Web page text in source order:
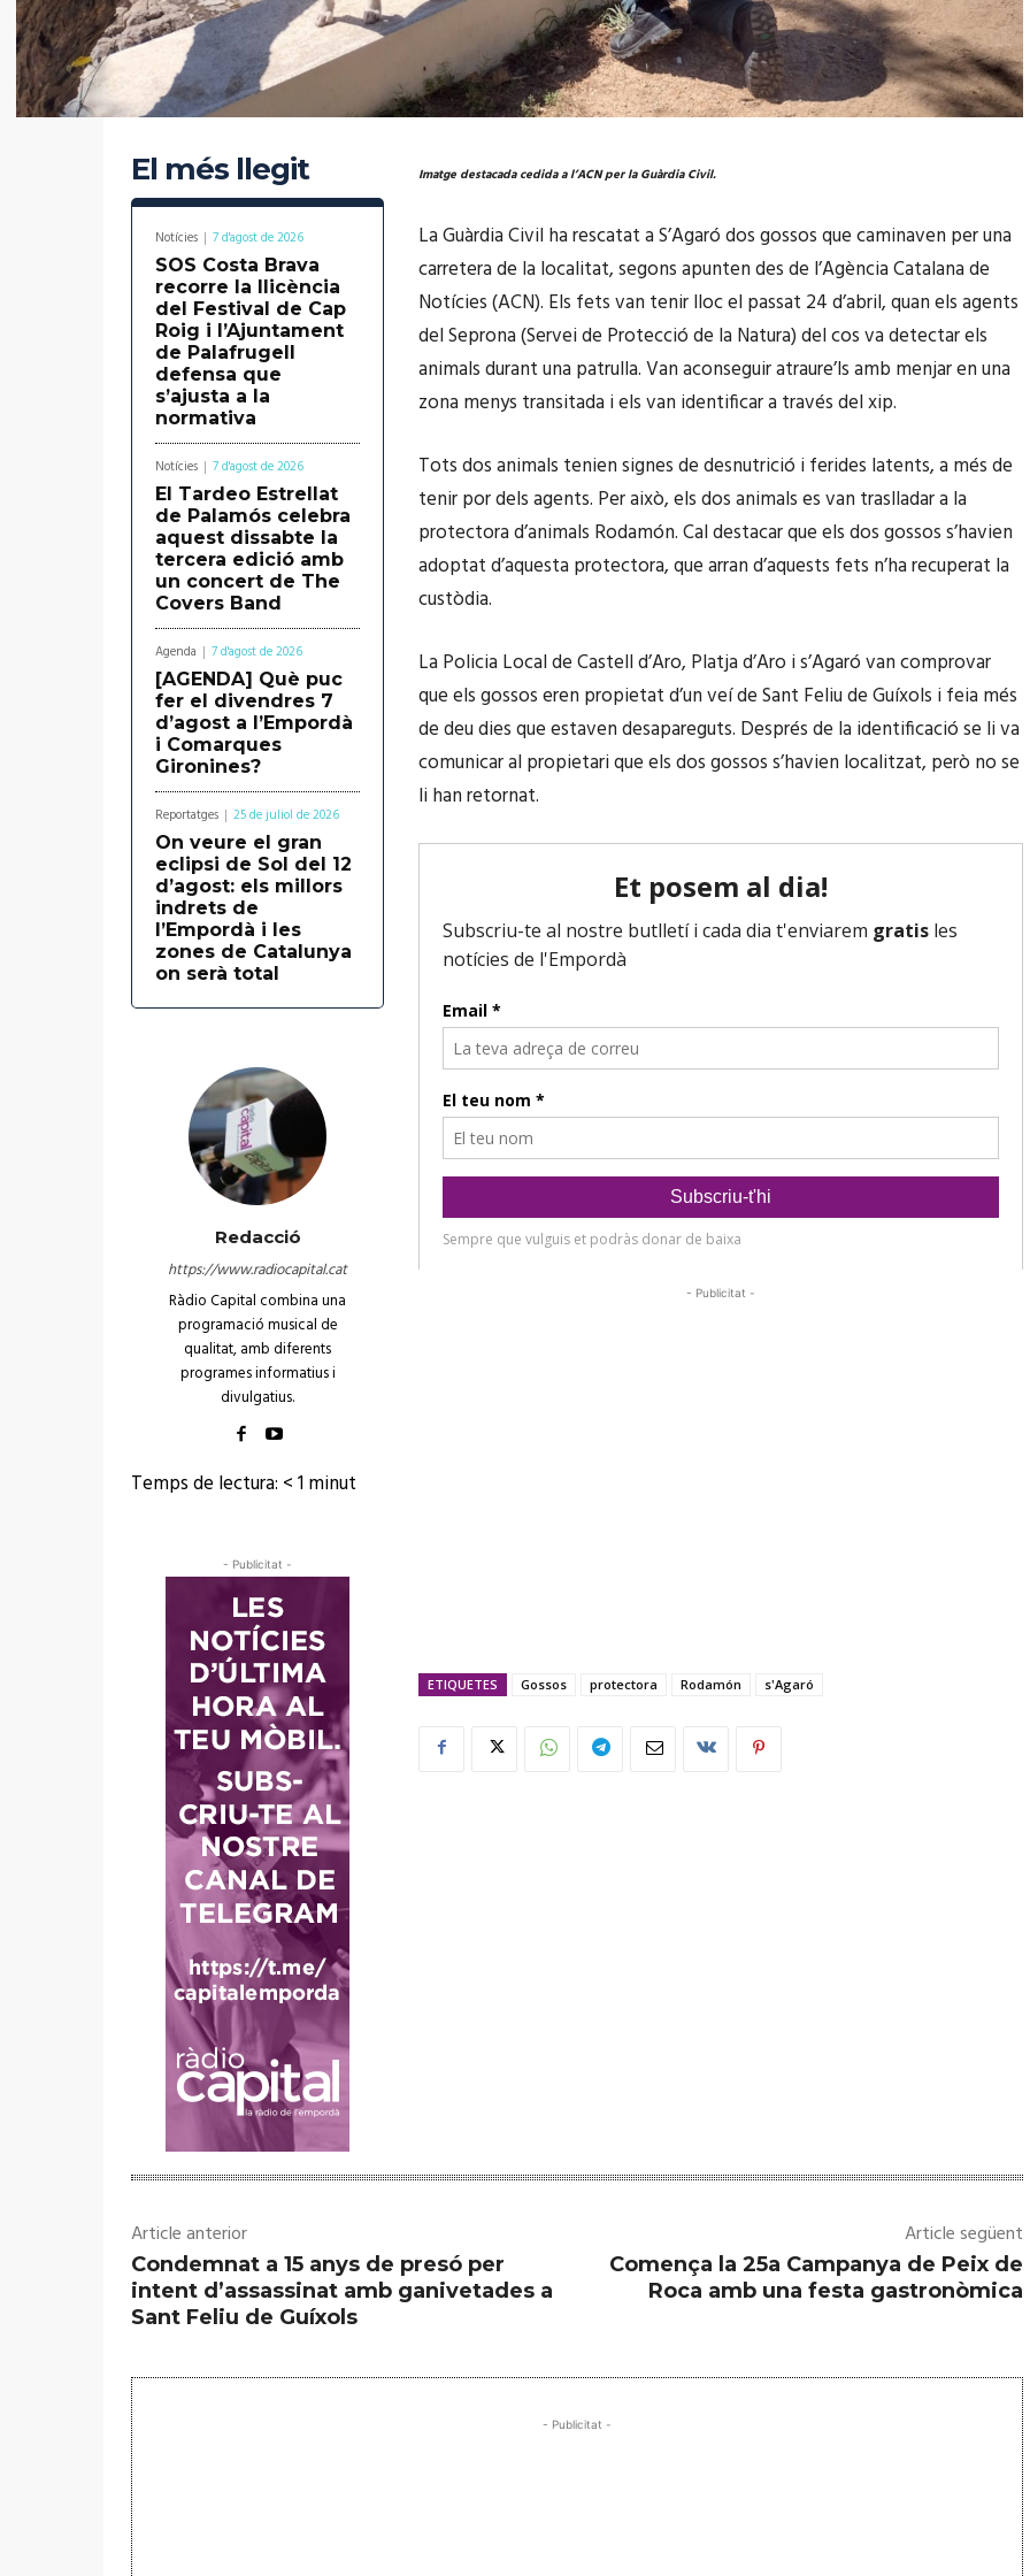
El més llegit
Notícies 7 d'agost de 2026
SOS Costa Brava
recorre la llicència
del Festival de Cap
Roig i l’Ajuntament
de Palafrugell
defensa que
s’ajusta a la
normativa
Notícies 7 d'agost de 2026
El Tardeo Estrellat
de Palamós celebra
aquest dissabte la
tercera edició amb
un concert de The
Covers Band
Agenda 7 d'agost de 2026
[AGENDA] Què puc
fer el divendres 7
d’agost a l’Empordà
i Comarques
Gironines?
Reportatges 25 de juliol de 2026
On veure el gran
eclipsi de Sol del 12
d’agost: els millors
indrets de
l’Empordà i les
zones de Catalunya
on serà total
Redacció
https://www.radiocapital.cat
Ràdio Capital combina una
programació musical de
qualitat, amb diferents
programes informatius i
divulgatius.
Temps de lectura: < 1minut
- Publicitat -
Imatge destacada cedida a l’ACN per la Guàrdia Civil.
La Guàrdia Civil ha rescatat a S’Agaró dos gossos que caminaven per una
carretera de la localitat, segons apunten des de l’Agència Catalana de
Notícies (ACN). Els fets van tenir lloc el passat 24 d’abril, quan els agents
del Seprona (Servei de Protecció de la Natura) del cos va detectar els
animals durant una patrulla. Van aconseguir atraure’ls amb menjar en una
zona menys transitada i els van identificar a través del xip.
Tots dos animals tenien signes de desnutrició i ferides latents, a més de
tenir por dels agents. Per això, els dos animals es van traslladar a la
protectora d’animals Rodamón. Cal destacar que els dos gossos s’havien
adoptat d’aquesta protectora, que arran d’aquests fets n’ha recuperat la
custòdia.
La Policia Local de Castell d’Aro, Platja d’Aro i s’Agaró van comprovar
que els gossos eren propietat d’un veí de Sant Feliu de Guíxols i feia més
de deu dies que estaven desapareguts. Després de la identificació se li va
comunicar al propietari que els dos gossos s’havien localitzat, però no se
li han retornat.
- Publicitat -
ETIQUETES Gossos protectora Rodamón s'Agaró
Article anterior
Condemnat a 15 anys de presó per
intent d’assassinat amb ganivetades a
Sant Feliu de Guíxols
Article següent
Comença la 25a Campanya de Peix de
Roca amb una festa gastronòmica
- Publicitat -